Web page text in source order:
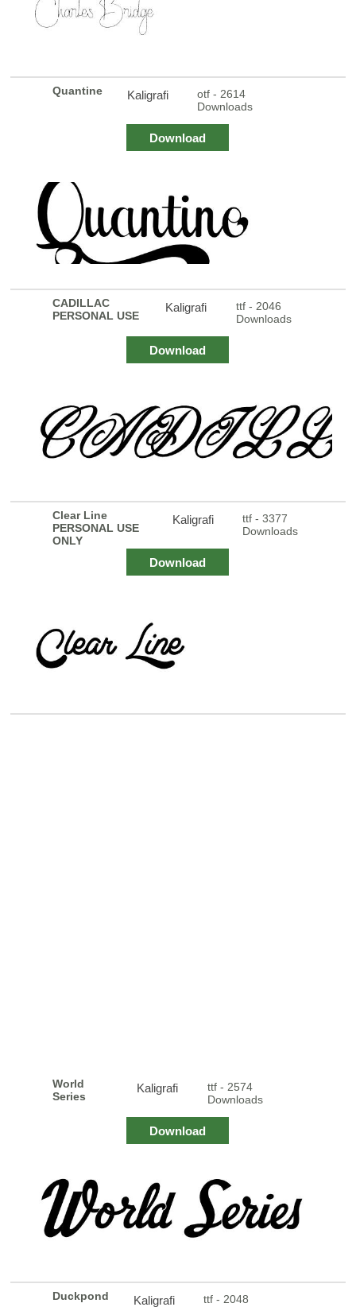
Quantine Kaligrafi
otf - 2614
Downloads
Download
CADILLAC
PERSONAL USE
Kaligrafi
ttf - 2046
Downloads
Download
Clear Line
PERSONAL USE
ONLY
Kaligrafi
ttf - 3377
Downloads
Download
World
Series
Kaligrafi
ttf - 2574
Downloads
Download
Duckpond Kaligrafi
ttf - 2048